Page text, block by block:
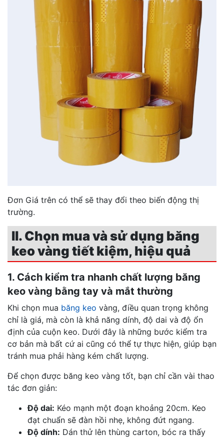
Đơn Giá trên có thể sẽ thay đổi theo biến động thị
trường.
II. Chọn mua và sử dụng băng
keo vàng tiết kiệm, hiệu quả
1. Cách kiểm tra nhanh chất lượng băng
keo vàng bằng tay và mắt thường
Khi chọn mua băng keo vàng, điều quan trọng không
chỉ là giá, mà còn là khả năng dính, độ dai và độ ổn
định của cuộn keo. Dưới đây là những bước kiểm tra
cơ bản mà bất cứ ai cũng có thể tự thực hiện, giúp bạn
tránh mua phải hàng kém chất lượng.
Để chọn được băng keo vàng tốt, bạn chỉ cần vài thao
tác đơn giản:
Độ dai: Kéo mạnh một đoạn khoảng 20cm. Keo
đạt chuẩn sẽ đàn hồi nhẹ, không đứt ngang.
Độ dính: Dán thử lên thùng carton, bóc ra thấy